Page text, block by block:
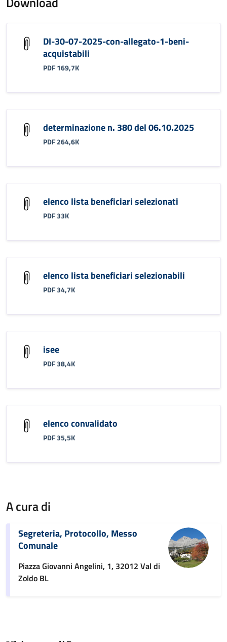
DI-30-07-2025-con-allegato-1-beni-
acquistabili
PDF 169,7K
determinazione n. 380 del 06.10.2025
PDF 264,6K
elenco lista beneficiari selezionati
PDF 33K
elenco lista beneficiari selezionabili
PDF 34,7K
isee
PDF 38,4K
elenco convalidato
PDF 35,5K
A cura di
Segreteria, Protocollo, Messo
Comunale
Piazza Giovanni Angelini, 1, 32012 Val di
Zoldo BL